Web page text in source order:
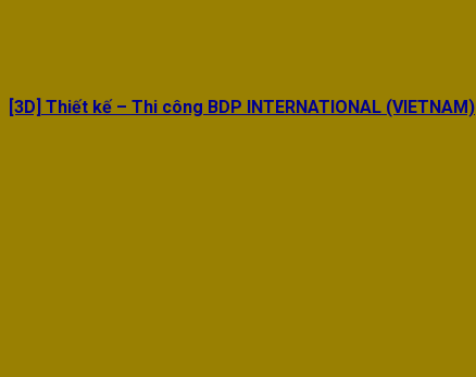
[3D] Thiết kế – Thi công BDP INTERNATIONAL (VIETNAM)